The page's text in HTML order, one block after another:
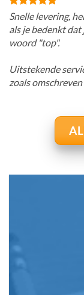
Snelle levering,
als je bedenkt dat
woord "top".
Uitstekende
zoals